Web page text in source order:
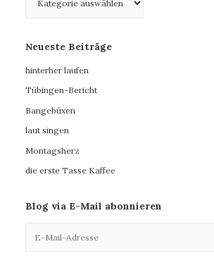
Neueste Beiträge
hinterher laufen
Tübingen-Bericht
Bangebüxen
laut singen
Montagsherz
die erste Tasse Kaffee
Blog via E-Mail abonnieren
Mail-